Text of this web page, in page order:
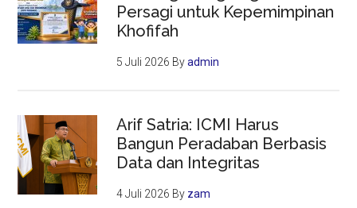
Persagi untuk Kepemimpinan
Khofifah
5 Juli 2026 Byadmin
Arif Satria: ICMI Harus
Bangun Peradaban Berbasis
Data dan Integritas
4 Juli 2026 By zam